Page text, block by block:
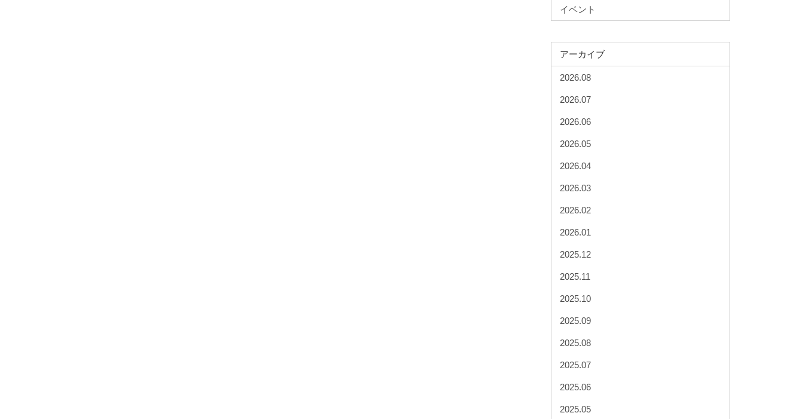
イベント
アーカイブ
2026.08
2026.07
2026.06
2026.05
2026.04
2026.03
2026.02
2026.01
2025.12
2025.11
2025.10
2025.09
2025.08
2025.07
2025.06
2025.05